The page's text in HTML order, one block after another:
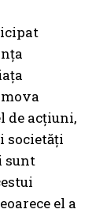
de acțiuni,
societăți
sunt
el a